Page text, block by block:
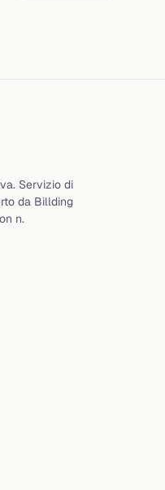
Servizio di
da Billding
n.